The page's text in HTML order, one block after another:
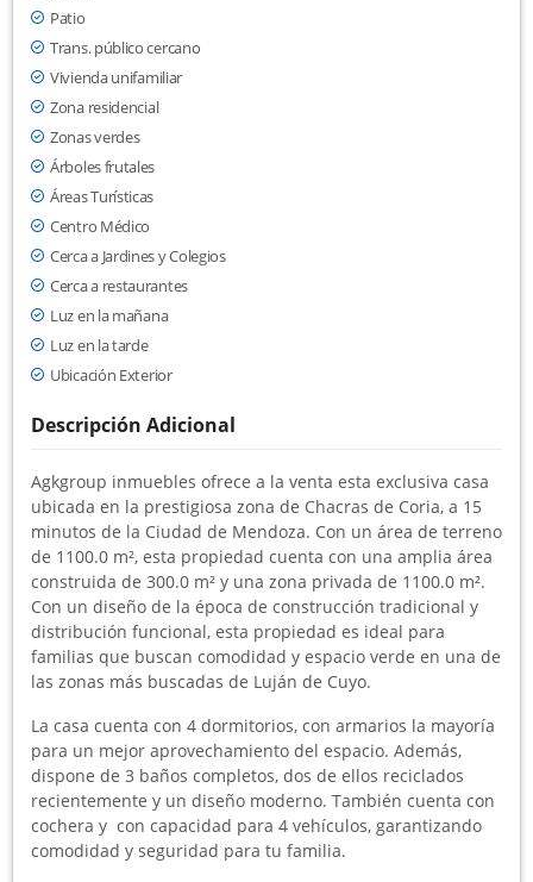
Patio
Trans. público cercano
Vivienda unifamiliar
Zona residencial
Zonas verdes
Árboles frutales
Áreas Turísticas
Centro Médico
Cerca a Jardines y Colegios
Cerca a restaurantes
Luz en la mañana
Luz en la tarde
Ubicación Exterior
Descripción Adicional
Agkgroup inmuebles ofrece a la venta esta exclusiva casa
ubicada en la prestigiosa zona de Chacras de Coria, a 15
minutos de la Ciudad de Mendoza. Con un área de terreno
de 1100.0 m², esta propiedad cuenta con una amplia área
construida de 300.0 m² y una zona privada de 1100.0 m².
Con un diseño de la época de construcción tradicional y
distribución funcional, esta propiedad es ideal para
familias que buscan comodidad y espacio verde en una de
las zonas más buscadas de Luján de Cuyo.
La casa cuenta con 4 dormitorios, con armarios la mayoría
para un mejor aprovechamiento del espacio. Además,
dispone de 3 baños completos, dos de ellos reciclados
recientemente y un diseño moderno. También cuenta con
cochera y con capacidad para 4 vehículos, garantizando
comodidad y seguridad para tu familia.